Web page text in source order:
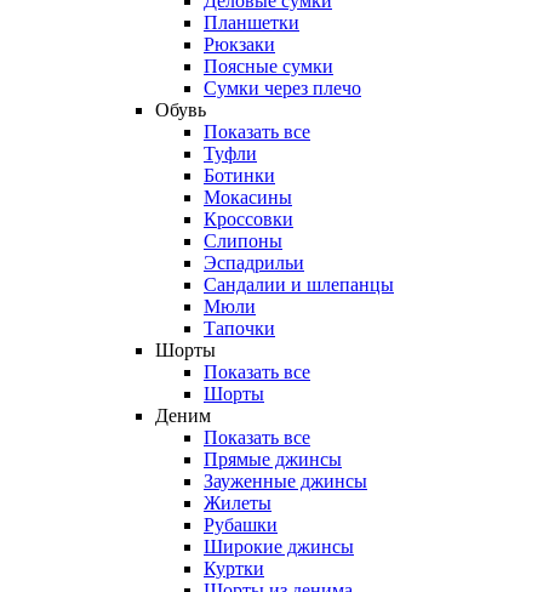
Планшетки
Рюкзаки
Поясные сумки
Сумки через плечо
Обувь
Показать все
Туфли
Ботинки
Мокасины
Кроссовки
Слипоны
Эспадрильи
Сандалии и шлепанцы
Мюли
Тапочки
Шорты
Показать все
Шорты
Деним
Показать все
Прямые джинсы
Зауженные джинсы
Жилеты
Рубашки
Широкие джинсы
Куртки